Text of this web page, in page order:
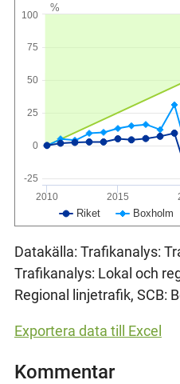
%
Riket Boxholm
2010 2015
-25
0
25
50
75
100
Datakälla: Trafikanalys:
Trafikanalys: Lokal och
Regional linjetrafik, SCB:
Exportera data till Excel
Kommentar